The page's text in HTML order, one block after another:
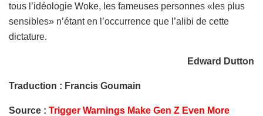
tous l’idéologie Woke, les fameuses personnes «les plus
sensibles» n’étant en l’occurrence que l’alibi de cette
dictature.
Edward Dutton
Traduction : Francis Goumain
Source : Trigger Warnings Make Gen Z Even More